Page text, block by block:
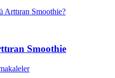
Smoothie